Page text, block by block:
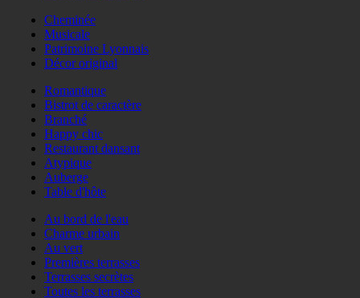
Cheminée
Musicale
Patrimoine Lyonnais
Décor original
Romantique
Bistrot de caractère
Branché
Happy chic
Restaurant dansant
Atypique
Auberge
Table d'hôte
Au bord de l'eau
Charme urbain
Au vert
Premières terrasses
Terrasses secrètes
Toutes les terrasses